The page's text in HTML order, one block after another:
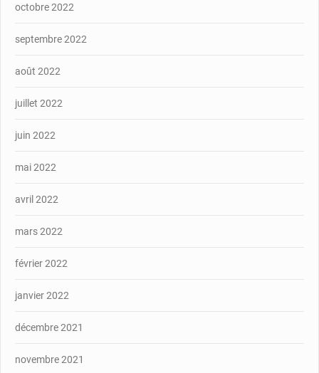
octobre 2022
septembre 2022
août 2022
juillet 2022
juin 2022
mai 2022
avril 2022
mars 2022
février 2022
janvier 2022
décembre 2021
novembre 2021